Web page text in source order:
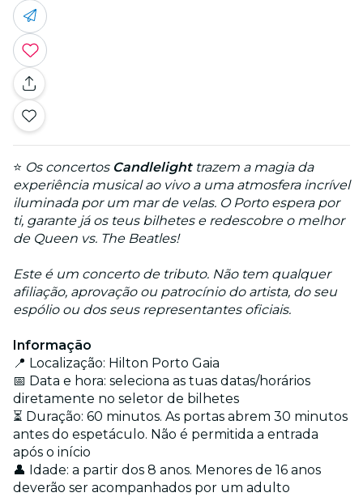
⭐ Os concertos Candlelighttrazem a magia da
experiência musical ao vivo a uma atmosfera incrível
iluminada por um mar de velas. O Porto espera por
ti, garante já os teus bilhetes e redescobre o melhor
de Queen vs. The Beatles!
Este é um concerto de tributo. Não tem qualquer
afiliação, aprovação ou patrocínio do artista, do seu
espólio ou dos seus representantes oficiais.
Informação
📍 Localização: Hilton Porto Gaia
📅 Data e hora: seleciona as tuas datas/horários
diretamente no seletor de bilhetes
⏳ Duração: 60 minutos. As portas abrem 30 minutos
antes do espetáculo. Não é permitida a entrada
após o início
👤 Idade: a partir dos 8 anos. Menores de 16 anos
deverão ser acompanhados por um adulto